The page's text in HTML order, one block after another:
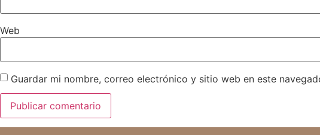
Web
Guardar mi nombre, correo electrónico y sitio web en este